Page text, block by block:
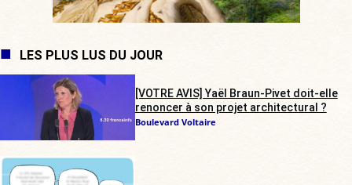
LES PLUS LUS DU JOUR
[VOTRE AVIS] Yaël Braun-Pivet doit-elle
renoncer à son projet architectural ?
Boulevard Voltaire